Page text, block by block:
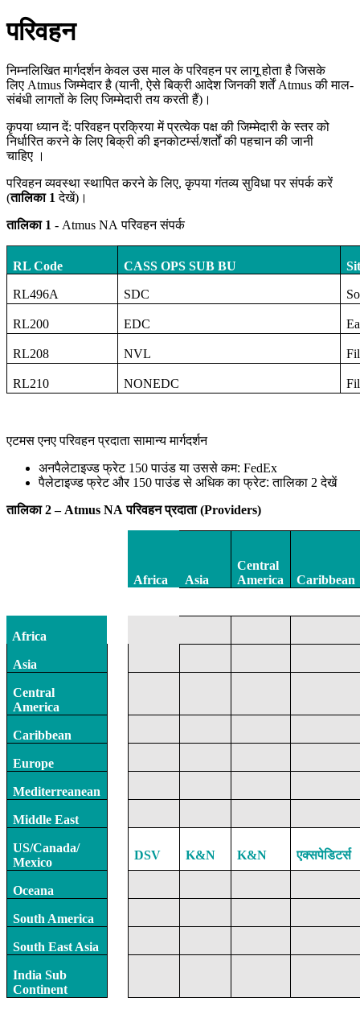
परिवहन
निम्नलिखित मार्गदर्शन केवल उस माल के परिवहन पर लागू होता है जिसके
लिए Atmus जिम्मेदार है (यानी, ऐसे बिक्री आदेश जिनकी शर्तें Atmus की माल-
संबंधी लागतों के लिए जिम्मेदारी तय करती हैं)।
कृपया ध्यान दें: परिवहन प्रक्रिया में प्रत्येक पक्ष की जिम्मेदारी के स्तर को
निर्धारित करने के लिए बिक्री की इनकोटर्म्स/शर्तों की पहचान की जानी
चाहिए ।
परिवहन व्यवस्था स्थापित करने के लिए, कृपया गंतव्य सुविधा पर संपर्क करें
(तालिका 1देखें)।
तालिका 1 - Atmus NAपरिवहन संपर्क
RL Code CASS OPS SUB BU
RL496A SDC
RL200 EDC
RL208 NVL
RL210 NONEDC
एटमस एनए परिवहन प्रदाता सामान्य मार्गदर्शन
अनपैलेटाइज्ड फ्रेट 150पाउंड या उससे कम: FedEx
पैलेटाइज्ड फ्रेट और 150पाउंड से अधिक का फ्रेट: तालिका 2देखें
तालिका2 – Atmus NAपरिवहन प्रदाता(Providers)
Africa Asia
Central
America
Caribbean
Africa
Asia
Central
America
Caribbean
Europe
Mediterreanean
Middle East
US/Canada/
Mexico
DSV K&N K&N एक्सपेडिटर्स
Oceana
South America
South East Asia
India Sub
Continent